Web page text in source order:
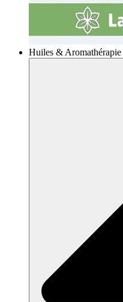
Huiles & Aromathérapie